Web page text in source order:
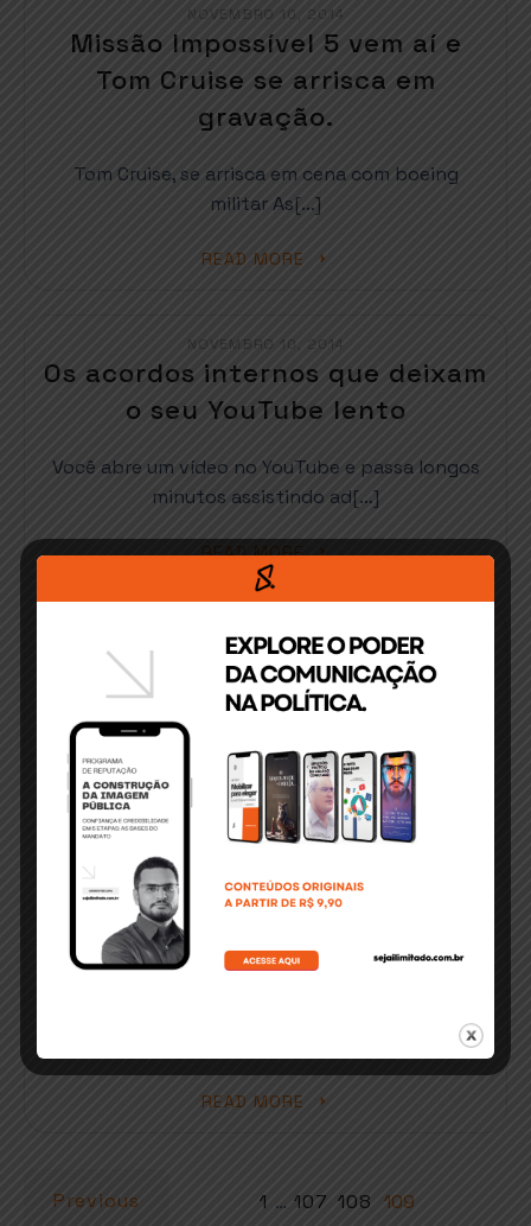
NOVEMBRO 10, 2014
Missão Impossível 5 vem aí e
Tom Cruise se arrisca em
gravação.
Tom Cruise, se arrisca em cena com boeing
militar As[…]
READ MORE
NOVEMBRO 10, 2014
Os acordos internos que deixam
o seu YouTube lento
Você abre um vídeo no YouTube e passa longos
minutos assistindo ad[…]
READ MORE
NOVEMBRO 6, 2014
Chapada: Diamante baiano
Habitando no coração da Bahia e dos baianos, a
Chapada[…]
READ MORE
NOVEMBRO 5, 2014
Didiu Leal – O hype de Morro de
São Paulo
READ MORE
Previous 1 … 107 108 109